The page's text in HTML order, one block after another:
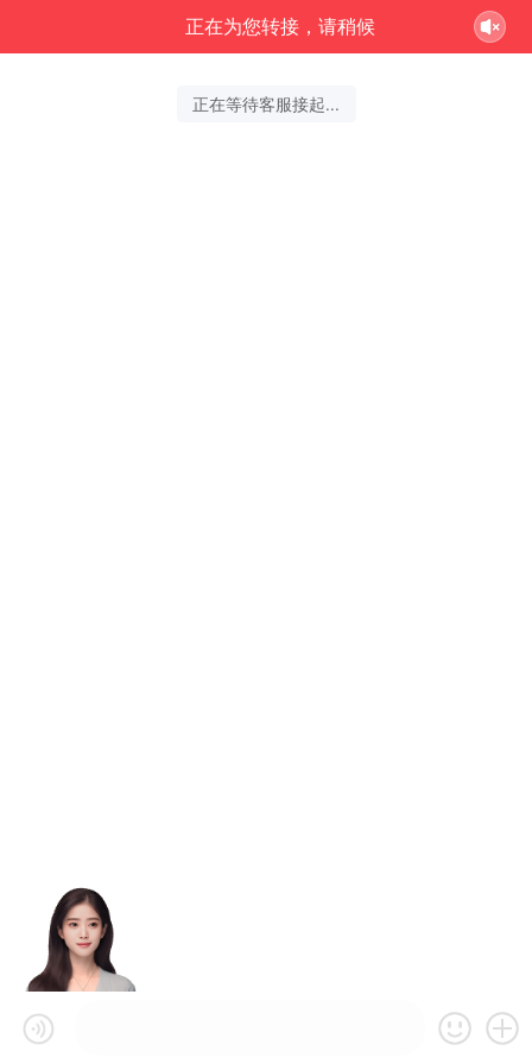
正在为您转接，请稍候
正在等待客服接起...